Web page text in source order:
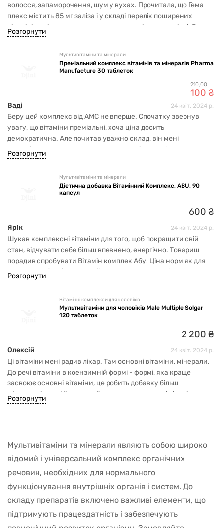
волосся, запаморочення, шум у вухах. Прочитала, що Гема
плекс містить 85 мг заліза і у складі перелік поширених
вітамінів, які покращують засвоєння заліза в організмі. В
капсулах зручно приймати. Проблем зі шлунком після
Розгорнути
Мультивітаміни та мінерали
Преміальний комплекс вітамінів та мінералів Pharma
Manufacture 30 таблеток
210,00
100 ₴
Ваді 24 квіт. 2024 р.
Беру цей комплекс від AMC не вперше. Спочатку звернув
увагу, що вітаміни преміальні, хоча ціна досить
демократична. Але почитав уважно склад, він мені
сподобався, все чесно та прозоро. Приймав 1 місяць.
Самопочуття гарне було. Тепер от в період весни вирішив
комплекс вітамінів та основних мінералів.
Розгорнути
Мультивітаміни та мінерали
Дієтична добавка Вітамінний Комплекс, ABU, 90
капсул
600 ₴
Ярік 24 квіт. 2024 р.
Шукав комплексні вітаміни для того, щоб покращити свій
стан, відчувати себе більш впевнено, енергічно. Товариш
порадив спробувати Вітамін комплек Абу. Ціна норм як для
комплексної добавки. Приймаю, поки що з плюсів те, що
менше турбує сонливість.
Розгорнути
Вітамінні комплекси для чоловіків
Мультивітаміни для чоловіків Male Multiple Solgar
120 таблеток
2 200 ₴
Олексій 24 квіт. 2024 р.
Ці вітаміни мені радив лікар. Там основні вітаміни, мінерали.
До речі вітаміни в коензимній формі - формі, яка краще
засвоює основні вітаміни, це робить добавку більш
ефективнішою. Ціна звичайно кусається, але ці вітаміни того
вартують. Приймаю їх курсами по 1-2 місяці на рік, з
Розгорнути
Мультивітаміни та мінерали являють собою широко
відомий і універсальний комплекс органічних
речовин, необхідних для нормального
функціонування внутрішніх органів і систем. До
складу препаратів включено важливі елементи, що
підтримують працездатність і забезпечують